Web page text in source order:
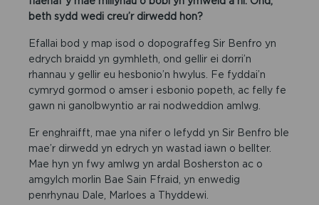
beth sydd wedi creu’r dirwedd hon?
Efallai bod y map isod o dopograffeg Sir Benfro yn
edrych braidd yn gymhleth, ond gellir ei dorri’n
rhannau y gellir eu hesbonio’n hwylus. Fe fyddai’n
cymryd gormod o amser i esbonio popeth, ac felly fe
gawn ni ganolbwyntio ar rai nodweddion amlwg.
Er enghraifft, mae yna nifer o lefydd yn Sir Benfro ble
mae’r dirwedd yn edrych yn wastad iawn o bellter.
Mae hyn yn fwy amlwg yn ardal Bosherston ac o
amgylch morlin Bae Sain Ffraid, yn enwedig
penrhynau Dale, Marloes a Thyddewi.